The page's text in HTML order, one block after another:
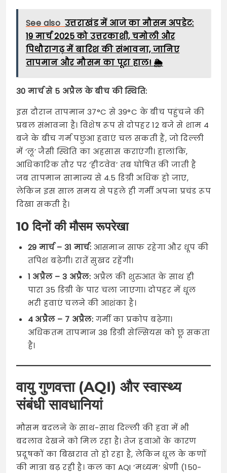
See also उत्तराखंड में आज का मौसम अपडेट:
19 मार्च 2025 को उत्तरकाशी, चमोली और
पिथौरागढ़ में बारिश की संभावना, जानिए
तापमान और मौसम का पूरा हाल! 🌦️
30 मार्च से 5 अप्रैल के बीच की स्थिति:
इस दौरान तापमान 37°C से 39°C के बीच पहुंचने की
प्रबल संभावना है। विशेष रूप से दोपहर 12 बजे से शाम 4
बजे के बीच गर्म पछुआ हवाएं चल सकती हैं, जो दिल्ली
में ‘लू’ जैसी स्थिति का अहसास कराएंगी। हालांकि,
आधिकारिक तौर पर ‘हीटवेव’ तब घोषित की जाती है
जब तापमान सामान्य से 4.5 डिग्री अधिक हो जाए,
लेकिन इस साल समय से पहले ही गर्मी अपना प्रचंड रूप
दिखा सकती है।
10 दिनों की मौसम रूपरेखा
29 मार्च – 31 मार्च: आसमान साफ रहेगा और धूप की
तपिश बढ़ेगी। रातें सुखद रहेंगी।
1 अप्रैल – 3 अप्रैल: अप्रैल की शुरुआत के साथ ही
पारा 35 डिग्री के पार चला जाएगा। दोपहर में धूल
भरी हवाएं चलने की आशंका है।
4 अप्रैल – 7 अप्रैल: गर्मी का प्रकोप बढ़ेगा।
अधिकतम तापमान 38 डिग्री सेल्सियस को छू सकता
है।
वायु गुणवत्ता (AQI) और स्वास्थ्य
संबंधी सावधानियां
मौसम बदलने के साथ-साथ दिल्ली की हवा में भी
बदलाव देखने को मिल रहा है। तेज हवाओं के कारण
प्रदूषकों का बिखराव तो हो रहा है, लेकिन धूल के कणों
की मात्रा बढ़ रही है। कल का AQI ‘मध्यम’ श्रेणी (150-